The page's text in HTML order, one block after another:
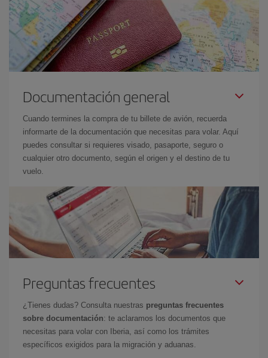
Documentación general
Cuando termines la compra de tu billete de avión, recuerda
informarte de la documentación que necesitas para volar. Aquí
puedes consultar si requieres visado, pasaporte, seguro o
cualquier otro documento, según el origen y el destino de tu
vuelo.
Preguntas frecuentes
¿Tienes dudas? Consulta nuestras preguntas frecuentes
sobre documentación: te aclaramos los documentos que
necesitas para volar con Iberia, así como los trámites
específicos exigidos para la migración y aduanas.